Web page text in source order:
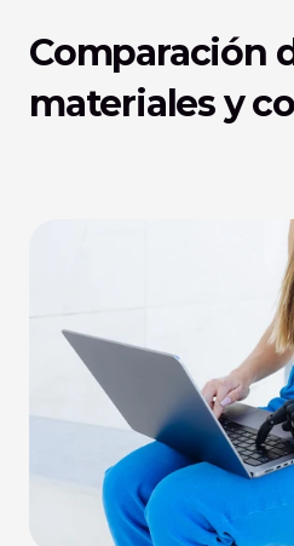
Comparación
materiales y